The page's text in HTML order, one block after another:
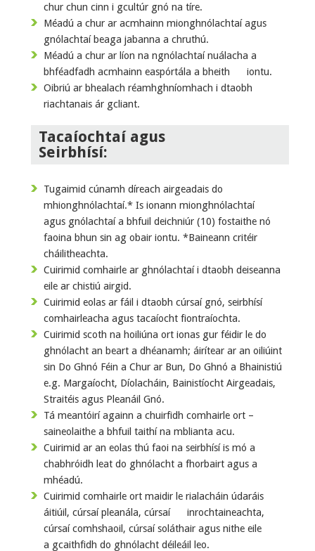
chur chun cinn i gcultúr gnó na tíre.
Méadú a chur ar acmhainn mionghnólachtaí agus
gnólachtaí beaga jabanna a chruthú.
Méadú a chur ar líon na ngnólachtaí nuálacha a
bhféadfadh acmhainn easpórtála a bheith iontu.
Oibriú ar bhealach réamhghníomhach i dtaobh
riachtanais ár gcliant.
Tacaíochtaí agus
Seirbhísí:
Tugaimid cúnamh díreach airgeadais do
mhionghnólachtaí.* Is ionann mionghnólachtaí
agus gnólachtaí a bhfuil deichniúr (10) fostaithe nó
faoina bhun sin ag obair iontu. *Baineann critéir
cháilitheachta.
Cuirimid comhairle ar ghnólachtaí i dtaobh deiseanna
eile ar chistiú airgid.
Cuirimid eolas ar fáil i dtaobh cúrsaí gnó, seirbhísí
comhairleacha agus tacaíocht fiontraíochta.
Cuirimid scoth na hoiliúna ort ionas gur féidir le do
ghnólacht an beart a dhéanamh; áirítear ar an oiliúint
sin Do Ghnó Féin a Chur ar Bun, Do Ghnó a Bhainistiú
e.g. Margaíocht, Díolacháin, Bainistíocht Airgeadais,
Straitéis agus Pleanáil Gnó.
Tá meantóirí againn a chuirfidh comhairle ort –
saineolaithe a bhfuil taithí na mblianta acu.
Cuirimid ar an eolas thú faoi na seirbhísí is mó a
chabhróidh leat do ghnólacht a fhorbairt agus a
mhéadú.
Cuirimid comhairle ort maidir le rialacháin údaráis
áitiúil, cúrsaí pleanála, cúrsaí inrochtaineachta,
cúrsaí comhshaoil, cúrsaí soláthair agus nithe eile
a gcaithfidh do ghnólacht déileáil leo.